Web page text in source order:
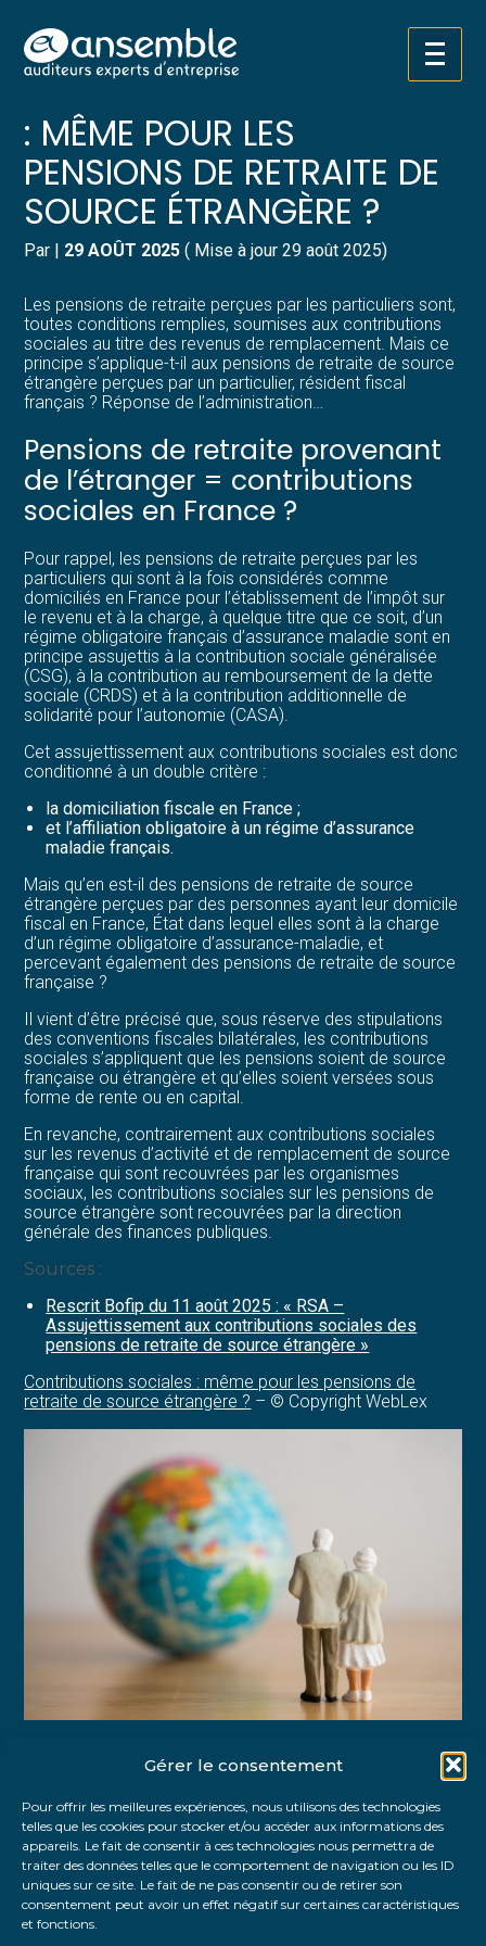
Gérer le consentement
Pour offrir les meilleures expériences, nous utilisons des technologies
telles que les cookies pour stocker et/ou accéder aux informations des
appareils. Le fait de consentir à ces technologies nous permettra de
traiter des données telles que le comportement de navigation ou les ID
uniques sur ce site. Le fait de ne pas consentir ou de retirer son
consentement peut avoir un effet négatif sur certaines caractéristiques
et fonctions.
Aller
au
Créer et reprendre une activité
Gérer votre quotidien
Piloter votre entreprise
Développer votre entreprise
Structurer votre croissance
Être prêt pour la facturation
électronique
Pilotez votre gestion
Suivre votre comptabilité
Gérer vos ressources humaines
Dématérialiser vos documents
CONTRIBUTIONS SOCIALES
: MÊME POUR LES
PENSIONS DE RETRAITE DE
SOURCE ÉTRANGÈRE ?
Par | 29 AOÛT 2025 ( Mise à jour 29 août 2025)
Les pensions de retraite perçues par les particuliers sont,
toutes conditions remplies, soumises aux contributions
sociales au titre des revenus de remplacement. Mais ce
principe s’applique-t-il aux pensions de retraite de source
étrangère perçues par un particulier, résident fiscal
français ? Réponse de l’administration…
Pensions de retraite provenant
de l’étranger = contributions
sociales en France ?
Pour rappel, les pensions de retraite perçues par les
particuliers qui sont à la fois considérés comme
domiciliés en France pour l’établissement de l’impôt sur
le revenu et à la charge, à quelque titre que ce soit, d’un
régime obligatoire français d’assurance maladie sont en
principe assujettis à la contribution sociale généralisée
(CSG), à la contribution au remboursement de la dette
sociale (CRDS) et à la contribution additionnelle de
solidarité pour l’autonomie (CASA).
Cet assujettissement aux contributions sociales est donc
conditionné à un double critère :
la domiciliation fiscale en France ;
et l’affiliation obligatoire à un régime d’assurance
maladie français.
Mais qu’en est-il des pensions de retraite de source
étrangère perçues par des personnes ayant leur domicile
fiscal en France, État dans lequel elles sont à la charge
d’un régime obligatoire d’assurance-maladie, et
percevant également des pensions de retraite de source
française ?
Il vient d’être précisé que, sous réserve des stipulations
des conventions fiscales bilatérales, les contributions
sociales s’appliquent que les pensions soient de source
française ou étrangère et qu’elles soient versées sous
forme de rente ou en capital.
En revanche, contrairement aux contributions sociales
sur les revenus d’activité et de remplacement de source
française qui sont recouvrées par les organismes
sociaux, les contributions sociales sur les pensions de
source étrangère sont recouvrées par la direction
générale des finances publiques.
Sources :
Rescrit Bofip du 11 août 2025 : « RSA –
Assujettissement aux contributions sociales des
pensions de retraite de source étrangère »
Contributions sociales : même pour les pensions de
retraite de source étrangère ? – © Copyright WebLex
FaceBook
TwitterLinkedIn